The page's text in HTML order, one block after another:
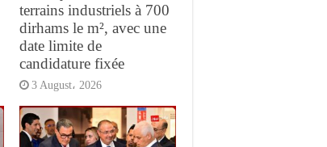
terrains industriels à 700
dirhams le m², avec une
date limite de
candidature fixée
3 August، 2026